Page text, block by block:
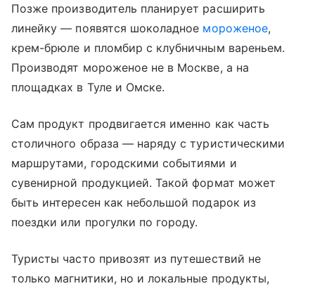
Позже производитель планирует расширить
линейку — появятся шоколадное мороженое,
крем-брюле и пломбир с клубничным вареньем.
Производят мороженое не в Москве, а на
площадках в Туле и Омске.
Сам продукт продвигается именно как часть
столичного образа — наряду с туристическими
маршрутами, городскими событиями и
сувенирной продукцией. Такой формат может
быть интересен как небольшой подарок из
поездки или прогулки по городу.
Туристы часто привозят из путешествий не
только магнитики, но и локальные продукты,